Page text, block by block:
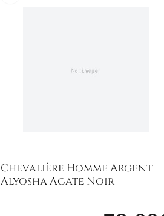
Chevalière Homme Argent
Alyosha Agate Noir